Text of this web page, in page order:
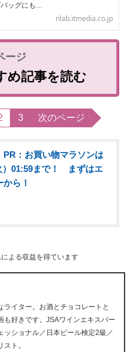
ッグにも…
nlab.itmedia.co.jp
め記事を読む
3 次のページ
PR：お買い物マラソンは
）01:59まで！ まずはエ
ら！
よる収益を得ています
ライター。お酒とチョコレートと
も好きです。JSAワインエキスパー
ッショナル／日本ビール検定2級／
ト。